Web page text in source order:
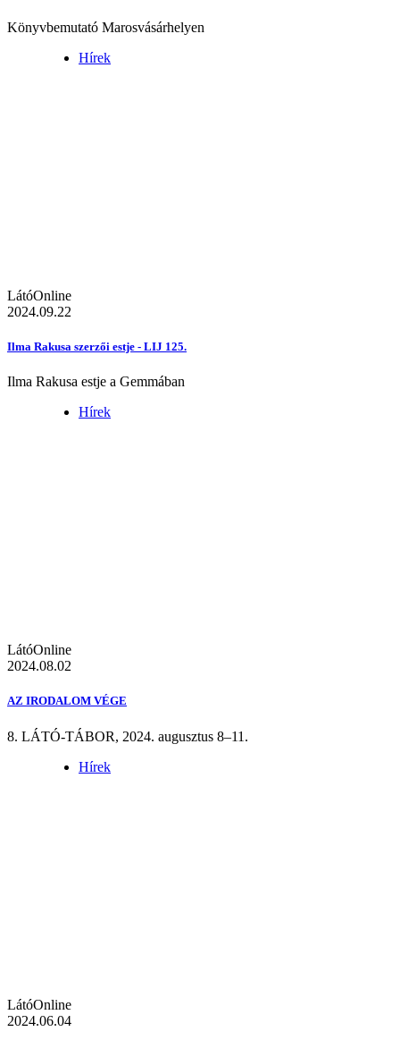
Könyvbemutató Marosvásárhelyen
Hírek
LátóOnline
2024.09.22
Ilma Rakusa szerzői estje - LIJ 125.
Ilma Rakusa estje a Gemmában
Hírek
LátóOnline
2024.08.02
AZ IRODALOM VÉGE
8. LÁTÓ-TÁBOR, 2024. augusztus 8–11.
Hírek
LátóOnline
2024.06.04